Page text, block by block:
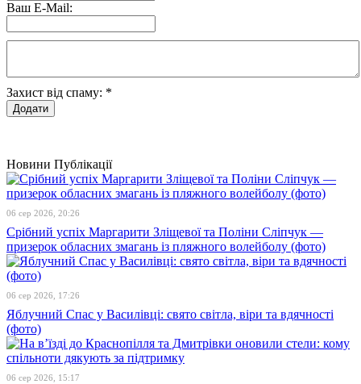
Ваш E-Mail:
Захист від спаму: *
Новини Публікації
06 сер 2026, 20:26
Срібний успіх Маргарити Зліщевої та Поліни Сліпчук —
призерок обласних змагань із пляжного волейболу (фото)
06 сер 2026, 17:26
Яблучний Спас у Василівці: свято світла, віри та вдячності
(фото)
06 сер 2026, 15:17